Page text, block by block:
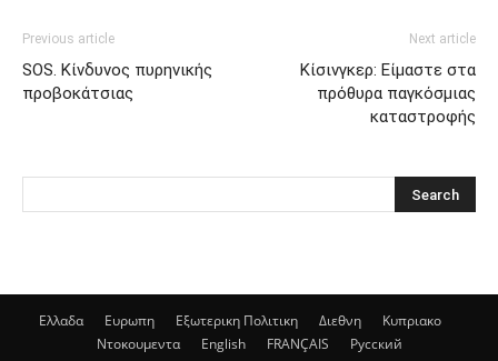
Previous article
SOS. Κίνδυνος πυρηνικής
προβοκάτσιας
Next article
Κίσινγκερ: Είμαστε στα
πρόθυρα παγκόσμιας
καταστροφής
Ελλαδα Ευρωπη Εξωτερικη Πολιτικη Διεθνη
Κυπριακο
Ντοκουμεντα
English FRANÇAIS Русский